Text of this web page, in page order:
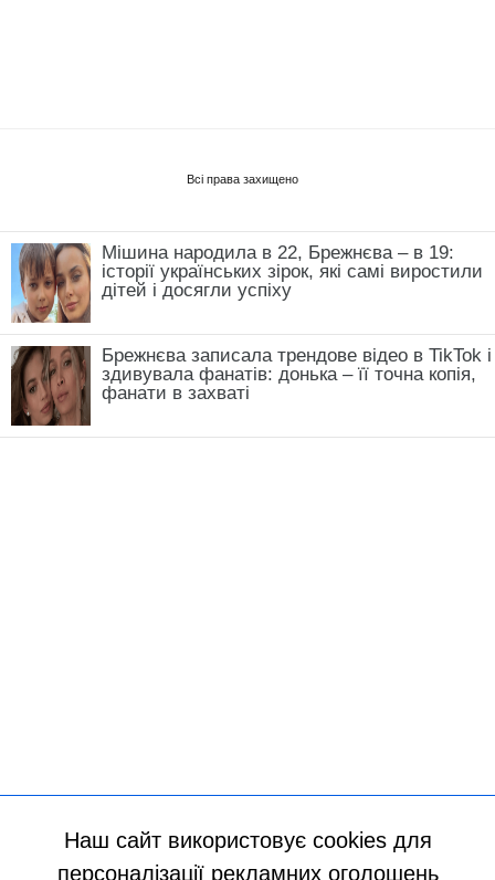
Наш сайт використовує cookies для
персоналізації рекламних оголошень